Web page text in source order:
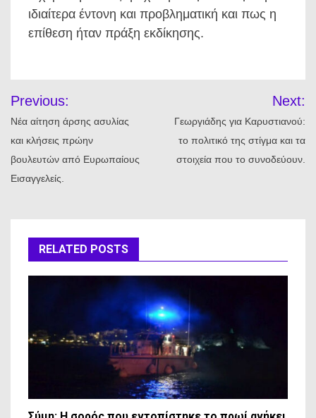
ιδιαίτερα έντονη και προβληματική και πως η
επίθεση ήταν πράξη εκδίκησης.
άρθρων
Previous:
Νέα αίτηση άρσης ασυλίας
και κλήσεις πρώην
βουλευτών από Ευρωπαίους
Εισαγγελείς.
Next:
Γεωργιάδης για Καρυστιανού:
το πολιτικό της στίγμα και τα
στοιχεία που το συνοδεύουν.
RELATED POSTS